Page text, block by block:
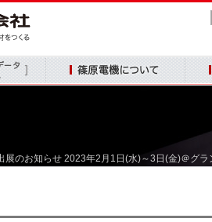
展のお知らせ 2023年2月1日(水)～3日(金)＠グラ